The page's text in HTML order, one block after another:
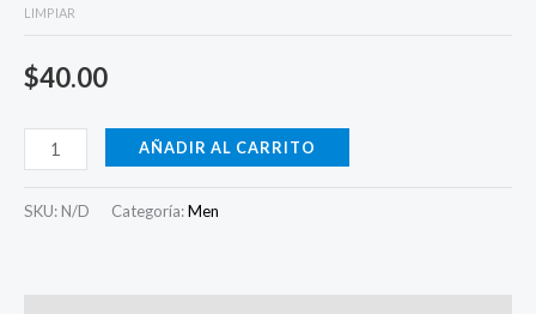
LIMPIAR
$40.00
AÑADIR AL CARRITO
SKU: N/D Categoría:Men